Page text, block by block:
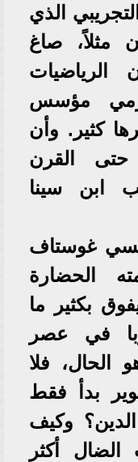
الذي
مثلاً، صاغ
الرياضيات
مؤسس
كثير. وأن
حتى القرن
ابن سينا
غوستاف
الحضارة
بكثير ما
في عصر
الحال، فلا
بدأ فقط
وكيف
أكثر